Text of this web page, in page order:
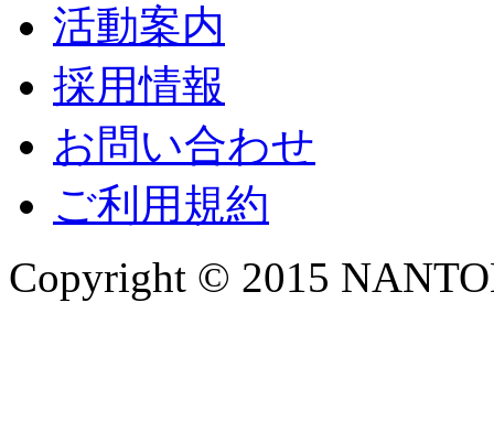
活動案内
採用情報
お問い合わせ
ご利用規約
Copyright © 2015